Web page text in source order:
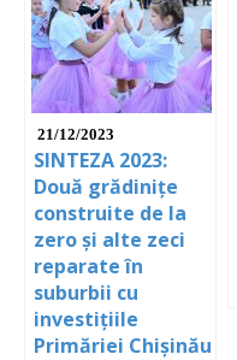
21/12/2023
SINTEZA 2023:
Două grădinițe
construite de la
zero și alte zeci
reparate în
suburbii cu
investițiile
Primăriei Chișinău